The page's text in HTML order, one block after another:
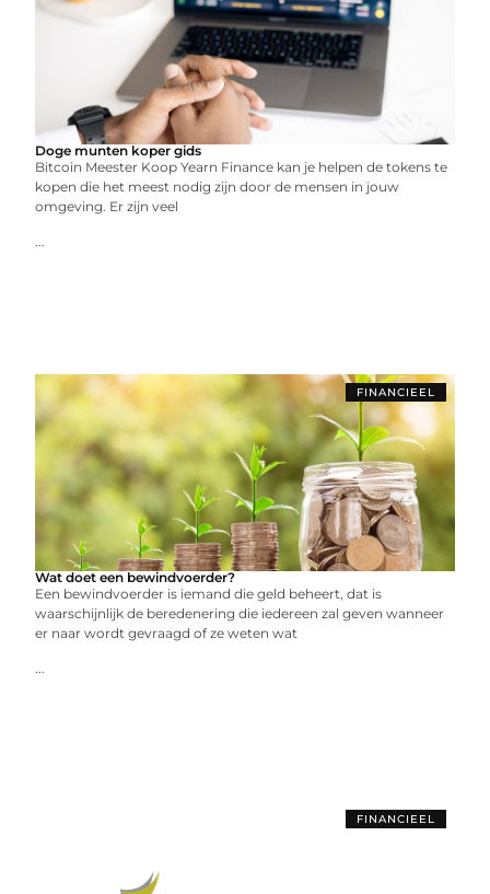
Doge munten koper gids
Bitcoin Meester Koop Yearn Finance kan je helpen de tokens te
kopen die het meest nodig zijn door de mensen in jouw
omgeving. Er zijn veel
...
FINANCIEEL
Wat doet een bewindvoerder?
Een bewindvoerder is iemand die geld beheert, dat is
waarschijnlijk de beredenering die iedereen zal geven wanneer
er naar wordt gevraagd of ze weten wat
...
FINANCIEEL